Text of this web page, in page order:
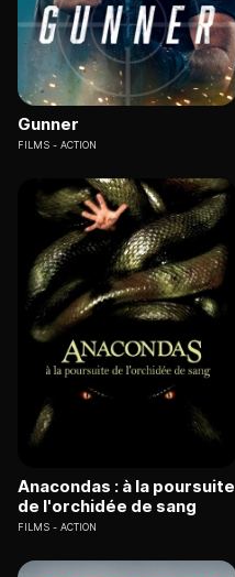
Gunner
FILMS ACTION
Anacondas : à la poursuite
de l'orchidée de sang
FILMS ACTION